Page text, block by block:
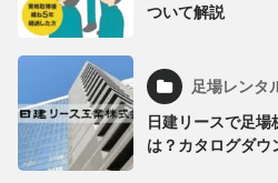
ついて解説
足場レンタ
日建リースで足
は？カタログダウ